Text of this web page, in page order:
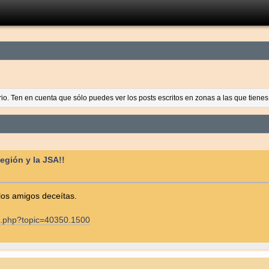
Ten en cuenta que sólo puedes ver los posts escritos en zonas a las que
y la JSA!!
amigos deceítas.